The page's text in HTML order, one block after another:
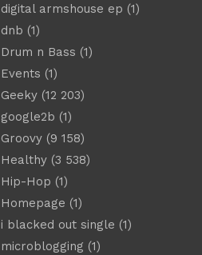
digital armshouse ep (1)
dnb (1)
Drum n Bass (1)
Events (1)
Geeky(12 203)
google2b (1)
Groovy(9 158)
Healthy(3 538)
Hip-Hop (1)
Homepage (1)
i blacked out single (1)
microblogging (1)